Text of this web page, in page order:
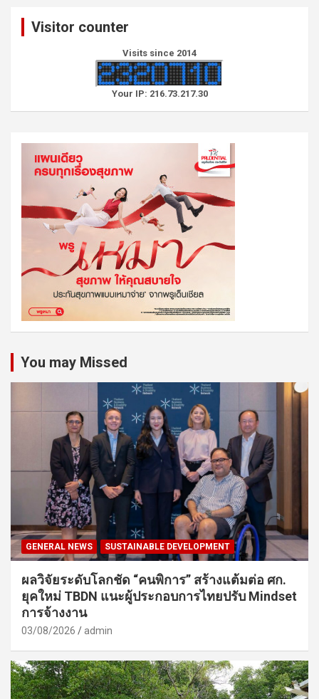
Visitor counter
Visits since 2014
Your IP: 216.73.217.30
You may Missed
GENERAL NEWS SUSTAINABLE DEVELOPMENT
ผลวิจัยระดับโลกชัด “คนพิการ” สร้างแต้มต่อ ศก.
ยุคใหม่ TBDN แนะผู้ประกอบการไทยปรับ Mindset
การจ้างงาน
03/08/2026 admin